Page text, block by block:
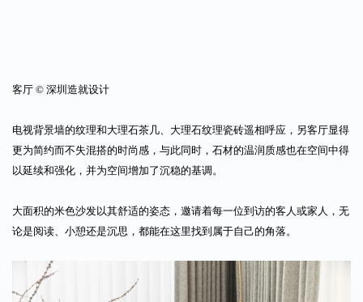
客厅 © 深圳造就设计
电视背景墙的纹理和大理石茶几、大理石纹理瓷砖遥相呼应，另客厅显得
更为简约而不失混搭的时尚感，与此同时，石材的温润质感也在空间中得
以延续和强化，并为空间增加了沉稳的基调。
大面积的米色沙发以其舒适的姿态，邀请着每一位到访的客人或家人，无
论是阅读、小憩还是沉思，都能在这里找到属于自己的角落。